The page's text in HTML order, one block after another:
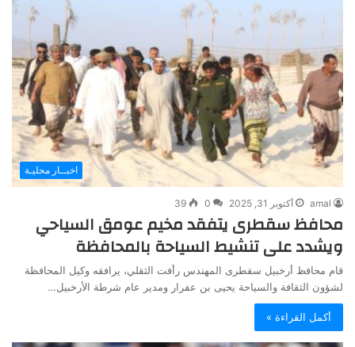
اخبــار محليـة
amal أكتوبر 31, 2025 0
39
محافظ سقطرى يتفقد مخيم عومق السياحي
ويشدد على تنشيط السياحة بالمحافظة
قام محافظ أرخبيل سقطرى المهندس رأفت الثقلي، يرافقه وكيل المحافظة
لشؤون الثقافة والسياحة يحيى بن عفرار ومدير عام شرطة الأرخبيل…
أكمل القراءة »